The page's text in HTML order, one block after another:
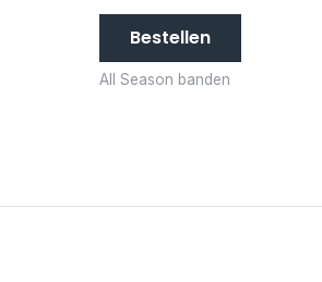
Bestellen
All Season banden